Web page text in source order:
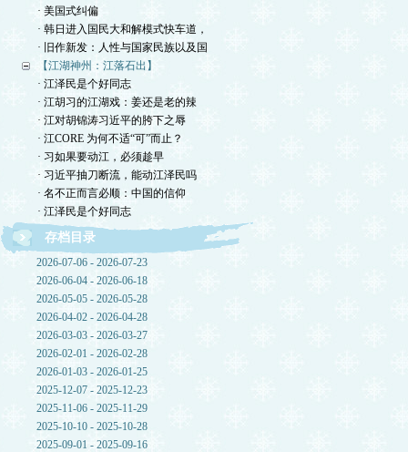
· 美国式纠偏
· 韩日进入国民大和解模式快车道，
· 旧作新发：人性与国家民族以及国
【江湖神州：江落石出】
· 江泽民是个好同志
· 江胡习的江湖戏：姜还是老的辣
· 江对胡锦涛习近平的胯下之辱
· 江CORE 为何不适“可”而止？
· 习如果要动江，必须趁早
· 习近平抽刀断流，能动江泽民吗
· 名不正而言必顺：中国的信仰
· 江泽民是个好同志
存档目录
2026-07-06 - 2026-07-23
2026-06-04 - 2026-06-18
2026-05-05 - 2026-05-28
2026-04-02 - 2026-04-28
2026-03-03 - 2026-03-27
2026-02-01 - 2026-02-28
2026-01-03 - 2026-01-25
2025-12-07 - 2025-12-23
2025-11-06 - 2025-11-29
2025-10-10 - 2025-10-28
2025-09-01 - 2025-09-16